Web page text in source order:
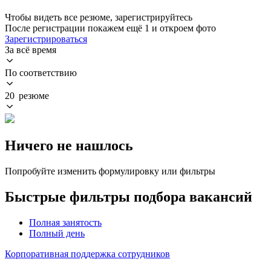
Чтобы видеть все резюме, зарегистрируйтесь
После регистрации покажем ещё 1 и откроем фото
Зарегистрироваться
За всё время
По соответствию
20 резюме
Ничего не нашлось
Попробуйте изменить формулировку или фильтры
Быстрые фильтры подбора вакансий
Полная занятость
Полный день
Корпоративная поддержка сотрудников